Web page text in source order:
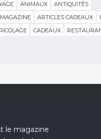
ANIMAUX
ANTIQUITÉS
ARTICLES CADEAUX
CADEAUX
le magazine